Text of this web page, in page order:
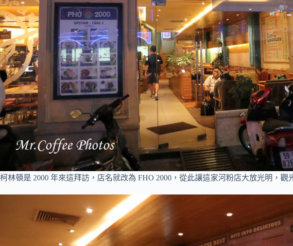
柯林頓是 2000 年來這拜訪，店名就改為 FHO 2000，從此讓這家河粉店大放光明，觀